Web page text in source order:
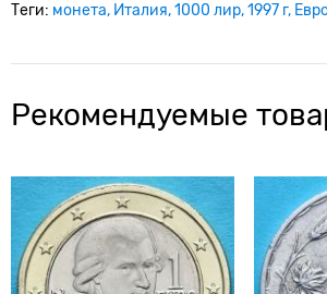
Теги: монета Италия 1000 лир 1997 г
Рекомендуемые